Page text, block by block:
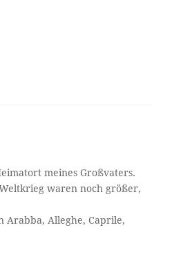
meines Großvaters.
waren noch größer,
Arabba, Alleghe, Caprile,